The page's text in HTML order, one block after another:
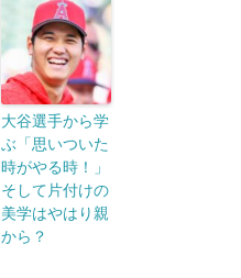
大谷選手から学
ぶ「思いついた
時がやる時！」
そして片付けの
美学はやはり親
から？